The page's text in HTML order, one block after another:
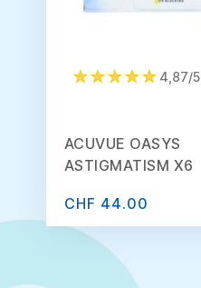
4,87/5
ACUVUE OASYS
ASTIGMATISM X6
CHF 44.00